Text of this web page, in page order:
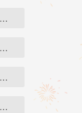
他查到…
两个学…
妻的照…
检查报…